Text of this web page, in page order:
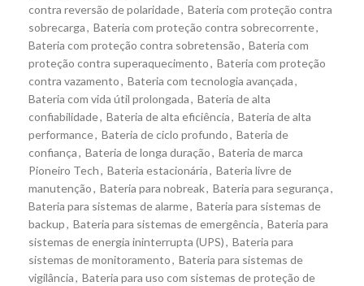
contra reversão de polaridade, Bateria com proteção contra
sobrecarga, Bateria com proteção contra sobrecorrente,
Bateria com proteção contra sobretensão, Bateria com
proteção contra superaquecimento, Bateria com proteção
contra vazamento, Bateria com tecnologia avançada,
Bateria com vida útil prolongada, Bateria de alta
confiabilidade, Bateria de alta eficiência, Bateria de alta
performance, Bateria de ciclo profundo, Bateria de
confiança, Bateria de longa duração, Bateria de marca
Pioneiro Tech, Bateria estacionária, Bateria livre de
manutenção, Bateria para nobreak, Bateria para segurança,
Bateria para sistemas de alarme, Bateria para sistemas de
backup, Bateria para sistemas de emergência, Bateria para
sistemas de energia ininterrupta (UPS), Bateria para
sistemas de monitoramento, Bateria para sistemas de
vigilância, Bateria para uso com sistemas de proteção de